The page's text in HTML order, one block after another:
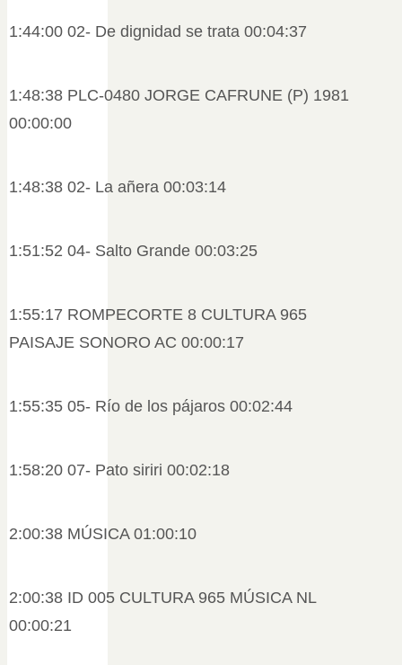
1:44:00 02- De dignidad se trata 00:04:37
1:48:38 PLC-0480 JORGE CAFRUNE (P) 1981
00:00:00
1:48:38 02- La añera 00:03:14
1:51:52 04- Salto Grande 00:03:25
1:55:17 ROMPECORTE 8 CULTURA 965
PAISAJE SONORO AC 00:00:17
1:55:35 05- Río de los pájaros 00:02:44
1:58:20 07- Pato siriri 00:02:18
2:00:38 MÚSICA 01:00:10
2:00:38 ID 005 CULTURA 965 MÚSICA NL
00:00:21